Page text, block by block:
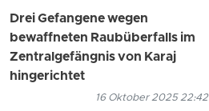
Drei Gefangene wegen
bewaffneten Raubüberfalls im
Zentralgefängnis von Karaj
hingerichtet
16 Oktober 2025 22:42